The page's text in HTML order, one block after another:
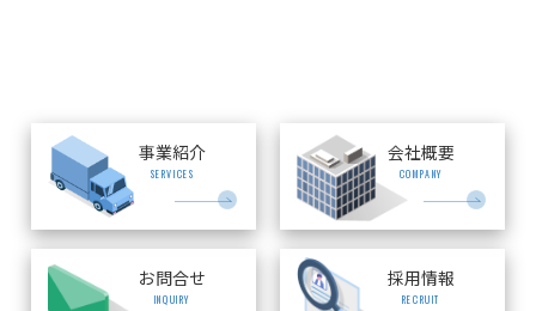
事業紹介
SERVICES
会社概要
COMPANY
お問合せ
INQUIRY
採用情報
RECRUIT